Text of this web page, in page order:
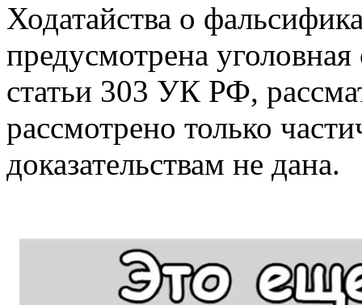
Ходатайства о
предусмотрена
статьи 303 УК РФ,
рассмотрено только
доказательствам не дана.